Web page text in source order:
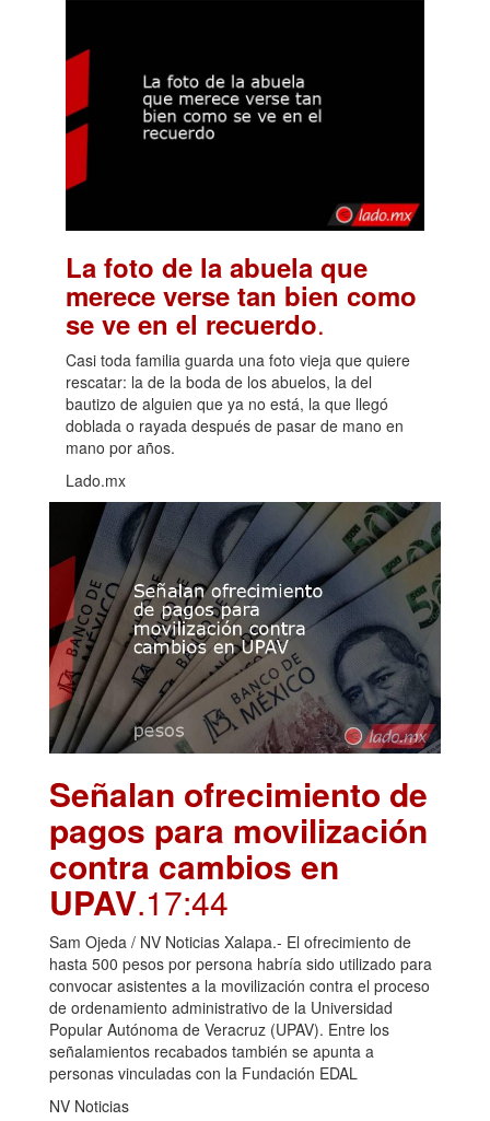
La foto de la abuela que
merece verse tan bien como
se ve en el recuerdo.
Casi toda familia guarda una foto vieja que quiere
rescatar: la de la boda de los abuelos, la del
bautizo de alguien que ya no está, la que llegó
doblada o rayada después de pasar de mano en
mano por años.
Lado.mx
Señalan ofrecimiento de
pagos para movilización
contra cambios en
UPAV.17:44
Sam Ojeda / NV Noticias Xalapa.- El ofrecimiento de
hasta 500 pesos por persona habría sido utilizado para
convocar asistentes a la movilización contra el proceso
de ordenamiento administrativo de la Universidad
Popular Autónoma de Veracruz (UPAV). Entre los
señalamientos recabados también se apunta a
personas vinculadas con la Fundación EDAL
NV Noticias